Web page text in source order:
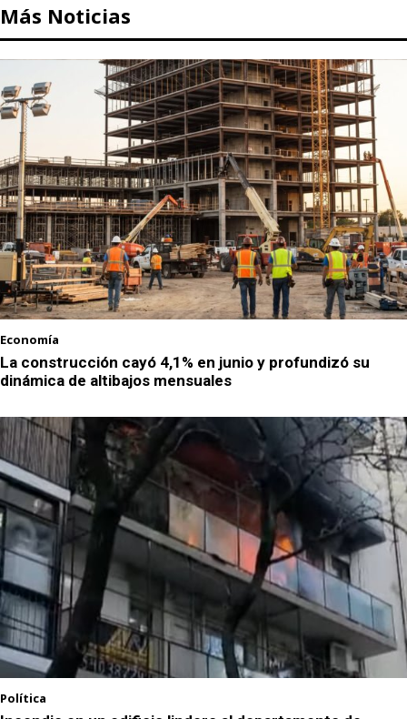
Más Noticias
Economía
La construcción cayó 4,1% en junio y profundizó su
dinámica de altibajos mensuales
Política